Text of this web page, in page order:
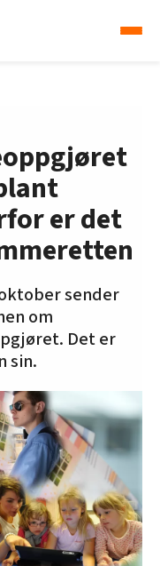
er det
sender
om
Det er
sin.